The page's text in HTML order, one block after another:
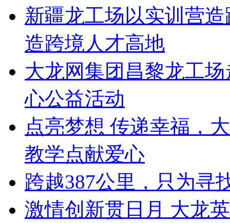
新疆龙工场以实训营
造跨境人才高地
大龙网集团昌黎龙工
心公益活动
点亮梦想 传递幸福，
教学点献爱心
跨越387公里，只为寻
激情创新贯日月 大龙